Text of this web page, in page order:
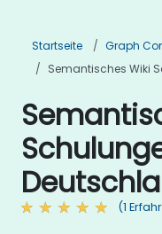
Startseite
Graph
Semantisches Wiki
(1